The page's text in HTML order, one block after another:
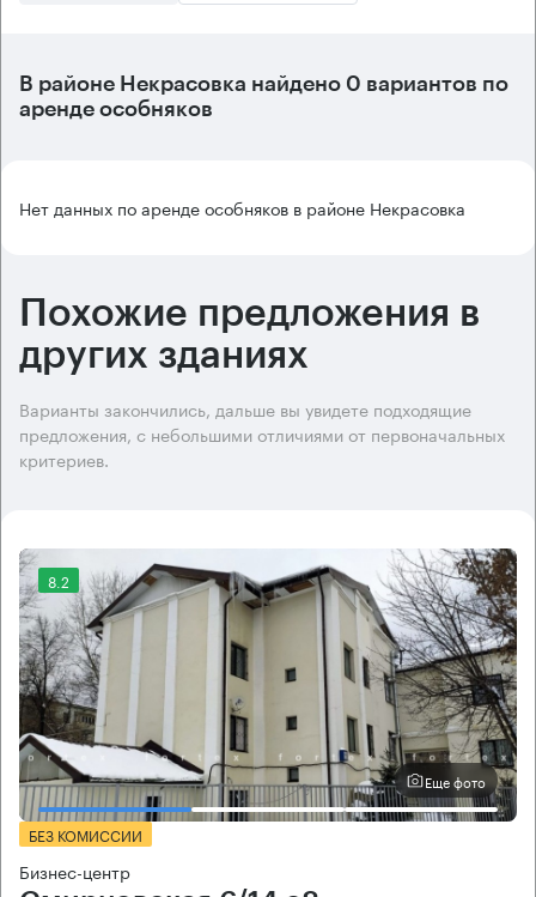
В районе Некрасовка найдено 0 вариантов по
аренде особняков
Нет данных по аренде особняков в районе Некрасовка
Похожие предложения в
других зданиях
Варианты закончились, дальше вы увидете подходящие
предложения, с небольшими отличиями от первоначальных
критериев.
8.2
Еще фото
БЕЗ КОМИССИИ
Бизнес-центр